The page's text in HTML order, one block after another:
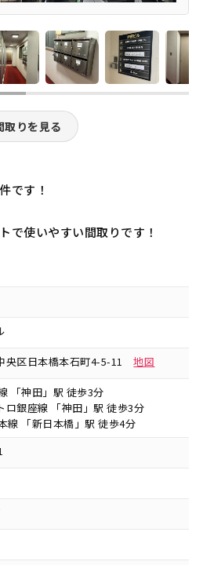
取りを見る
です！
で使いやすい間取りです！
央区日本橋本石町4-5-11地図
「神田」駅 徒歩3分
ロ銀座線 「神田」駅 徒歩3分
線 「新日本橋」駅 徒歩4分